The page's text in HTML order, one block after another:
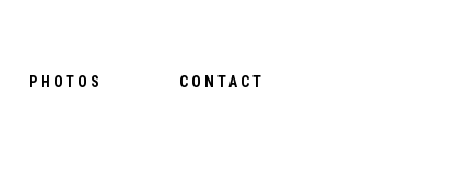
PHOTOS CONTACT